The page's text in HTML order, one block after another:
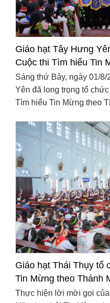
Giáo hạt Tây Hưng
Cuộc thi Tìm hiểu Tin
Sáng thứ Bảy, ngày 01/
Yên đã long trọng tổ
Tìm hiểu Tin Mừng theo
Giáo ...
Giáo hạt Thái Thụy tổ
Tin Mừng theo Thánh
Thực hiện lời mời gọi